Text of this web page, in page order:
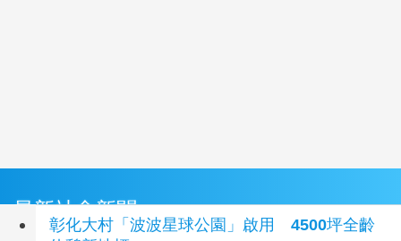
最新社會新聞
彰化大村「波波星球公園」啟用 4500坪全齡